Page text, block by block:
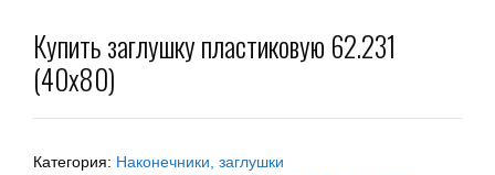
Купить заглушку пластиковую 62.231
(40х80)
Категория: Наконечники, заглушки